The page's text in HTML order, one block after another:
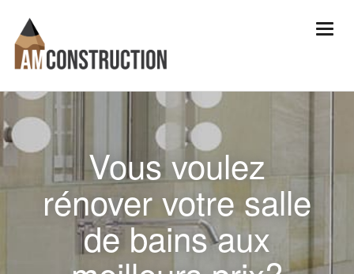
Vous voulez
rénover votre salle
de bains aux